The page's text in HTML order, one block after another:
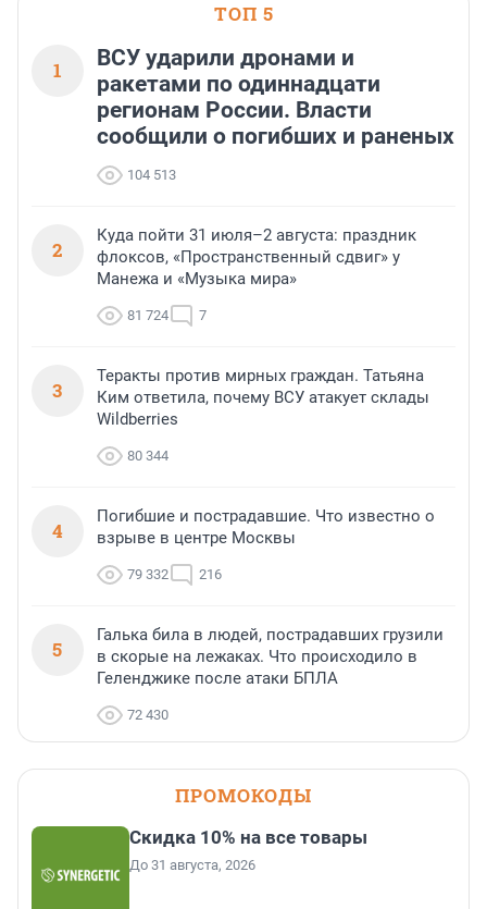
ТОП 5
1
ВСУ ударили дронами и
ракетами по одиннадцати
регионам России. Власти
сообщили о погибших и раненых
104 513
2
Куда пойти 31 июля–2 августа: праздник
флоксов, «Пространственный сдвиг» у
Манежа и «Музыка мира»
81 724 7
3
Теракты против мирных граждан. Татьяна
Ким ответила, почему ВСУ атакует склады
Wildberries
80 344
4
Погибшие и пострадавшие. Что известно о
взрыве в центре Москвы
79 332 216
5
Галька била в людей, пострадавших грузили
в скорые на лежаках. Что происходило в
Геленджике после атаки БПЛА
72 430
ПРОМОКОДЫ
Скидка 10% на все товары
До 31 августа, 2026